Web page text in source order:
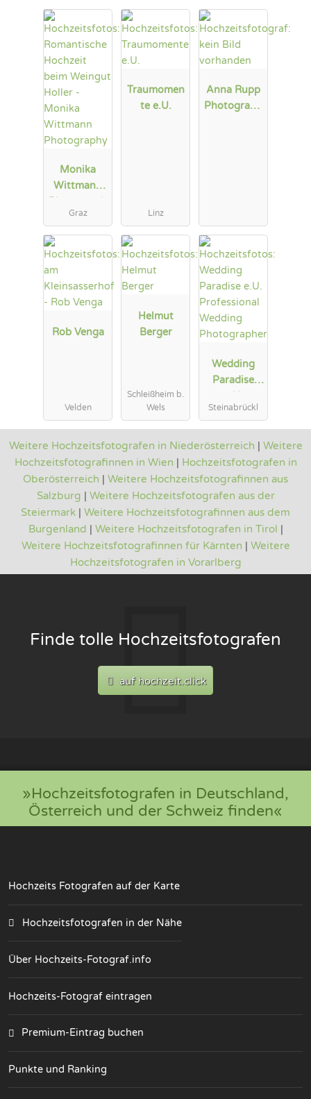
Monika
Wittmann
y
Graz
Traumomen
te e.U.
Linz
Anna Rupp
Photograph
Rob Venga
Velden
Helmut
Berger
Schleißheim b.
Wels
Wedding
Paradise
Professional
Wedding
Photograph
er
Steinabrückl
Weitere Hochzeitsfotografen in Niederösterreich | Weitere
Hochzeitsfotografinnen in Wien | Hochzeitsfotografen in
Oberösterreich | Weitere Hochzeitsfotografinnen aus
Salzburg | Weitere Hochzeitsfotografen aus der
Steiermark | Weitere Hochzeitsfotografinnen aus dem
Burgenland | Weitere Hochzeitsfotografen in Tirol |
Weitere Hochzeitsfotografinnen für Kärnten | Weitere
Hochzeitsfotografen in Vorarlberg
Finde tolle Hochzeitsfotografen
auf hochzeit.click
»Hochzeitsfotografen in Deutschland,
Österreich und der Schweiz finden«
Hochzeits Fotografen auf der Karte
Hochzeitsfotografen in der Nähe
Über Hochzeits-Fotograf.info
Hochzeits-Fotograf eintragen
Premium-Eintrag buchen
Punkte und Ranking